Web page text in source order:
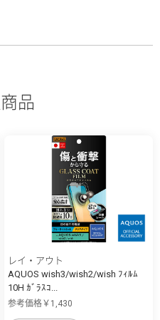
品
レイ・アウト
AQUOS wish3/wish2/wish ﾌｨﾙﾑ
10H ｶﾞﾗｽｺ...
参考価格￥1,430